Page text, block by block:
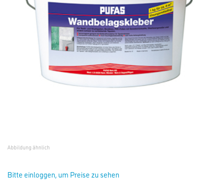
Abbildung ähnlich
Bitte einloggen, um Preise zu sehen